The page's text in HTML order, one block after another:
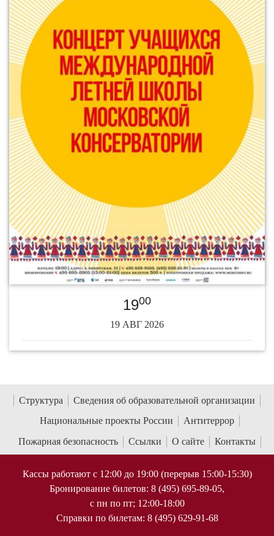
1900
19 АВГ 2026
Структура
Сведения об образовательной организации
Национальные проекты России
Антитеррор
Пожарная безопасность
Ссылки О сайте Контакты
Кассы работают с 12:00 до 19:00 (перерыв 15:00-15:30)
Бронирование билетов: 8 (495) 695-89-05,
с пн по пт; 12:00-18:00
Справки по билетам: 8 (495) 629-91-68